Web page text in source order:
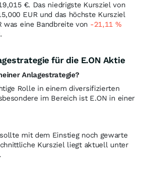
€. Das niedrigste Kursziel von
EUR und das höchste Kursziel
was eine Bandbreite von -21,11 %
für die E.ON Aktie
Anlagestrategie?
Rolle in einem diversifizierten
im Bereich ist E.ON in einer
mit dem Einstieg noch gewarte
Kursziel liegt aktuell unter